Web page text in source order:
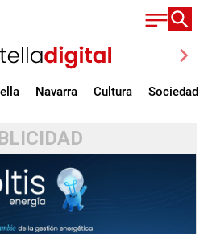
chevron_right
Navarra Cultura Sociedad